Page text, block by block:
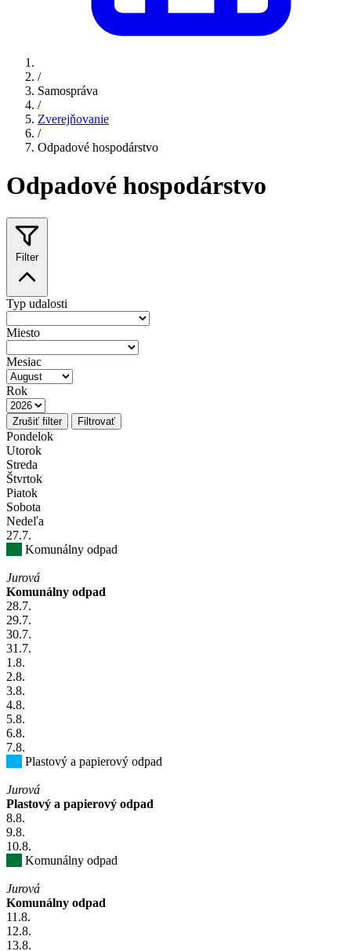
/
Samospráva
/
Zverejňovanie
/
Odpadové hospodárstvo
Odpadové hospodárstvo
Filter
Typ udalosti
Miesto
Mesiac
Rok
Zrušiť filter Filtrovať
Pondelok
Utorok
Streda
Štvrtok
Piatok
Sobota
Nedeľa
27.7.
Komunálny odpad
Jurová
Komunálny odpad
28.7.
29.7.
30.7.
31 .7.
1 .8.
2.8.
3.8.
4.8.
5.8.
6.8.
7.8.
Plastový a papierový odpad
Jurová
Plastový a papierový odpad
8.8.
9.8.
10.8.
Komunálny odpad
Jurová
Komunálny odpad
11 .8.
12.8.
13.8.